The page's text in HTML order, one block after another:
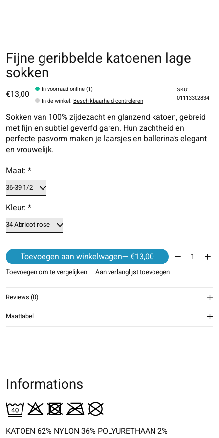
Fijne geribbelde katoenen lage
sokken
€13,00
In voorraad online (1)
In de winkel: Beschikbaarheid controleren
SKU:
01113302834
Sokken van 100% zijdezacht en glanzend katoen, gebreid
met fijn en subtiel geverfd garen. Hun zachtheid en
perfecte pasvorm maken je laarsjes en ballerina’s elegant
en vrouwelijk.
Maat: *
Kleur: *
Toevoegen aan winkelwagen — €13,00 Aantal:
Toevoegen om te vergelijken Aan verlanglijst toevoegen
Reviews (0)
Maattabel
Informations
KATOEN 62% NYLON 36% POLYURETHAAN 2%